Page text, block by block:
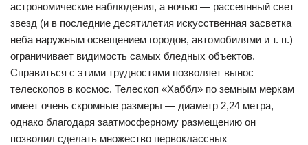
астрономические наблюдения, а ночью — рассеянный свет
звезд (и в последние десятилетия искусственная засветка
неба наружным освещением городов, автомобилями и т. п.)
ограничивает видимость самых бледных объектов.
Справиться с этими трудностями позволяет вынос
телескопов в космос. Телескоп «Хаббл» по земным меркам
имеет очень скромные размеры — диаметр 2,24 метра,
однако благодаря заатмосферному размещению он
позволил сделать множество первоклассных